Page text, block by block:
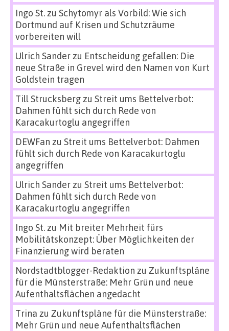
Ingo St.zu Schytomyr als Vorbild: Wie sich
Dortmund auf Krisen und Schutzräume
vorbereiten will
Ulrich Sanderzu Entscheidung gefallen: Die
neue Straße in Grevel wird den Namen von Kurt
Goldstein tragen
Till Strucksbergzu Streit ums Bettelverbot:
Dahmen fühlt sich durch Rede von
Karacakurtoglu angegriffen
DEWFan zu Streit ums Bettelverbot: Dahmen
fühlt sich durch Rede von Karacakurtoglu
angegriffen
Ulrich Sanderzu Streit ums Bettelverbot:
Dahmen fühlt sich durch Rede von
Karacakurtoglu angegriffen
Ingo St.zu Mit breiter Mehrheit fürs
Mobilitätskonzept: Über Möglichkeiten der
Finanzierung wird beraten
Nordstadtblogger-Redaktion zu Zukunftspläne
für die Münsterstraße: Mehr Grün und neue
Aufenthaltsflächen angedacht
Trina zu Zukunftspläne für die Münsterstraße:
Mehr Grün und neue Aufenthaltsflächen